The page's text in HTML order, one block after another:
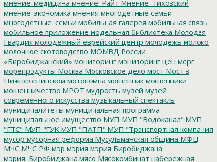
мнение_медицина мнение_Райт Мнение_Тиховский
мнение_экономика мнения многодетные семьи
многодетные_семьи мобильная галерея мобильная связь
мобильное приложение модельная библиотека Молодая
Гвардия молодежный еврейский центр молодежь молоко
молочное скотоводство МОМВД России
«Биробиджанский» мониторинг мониторинг цен морг
морепродукты Москва Московское дело мост Мост в
Нижнеленинском мотопомпа мошенник мошенники
мошенничество МРОТ мудрость музей музей
современного искусства музыкальный спектакль
муниципалитеты муниципальная программа
муниципальное имущество МУП МУП "Водоканал" МУП
"ГТС" МУП "ГУК МУП "ПАТП" МУП "Транспортная компания
мусор мусорная реформа Мусульманская община МФЦ
МЧС МЧС РФ мэр мэрия мэрия Биробиджана
мэрия_Биробиджана мясо Мясокомбинат набережная